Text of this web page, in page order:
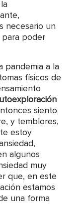
necesario un
para poder
pandemia a la
físicos de
siento
y temblores,
estoy
algunos
muy
que, en este
estamos
una forma